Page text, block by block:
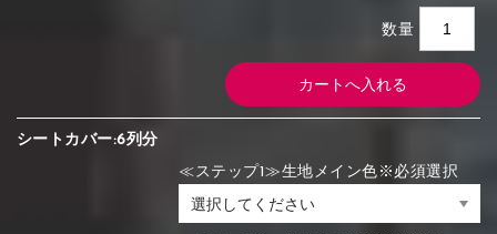
数量
シートカバー:6列分
≪ステップ1≫生地メイン色※必須選択